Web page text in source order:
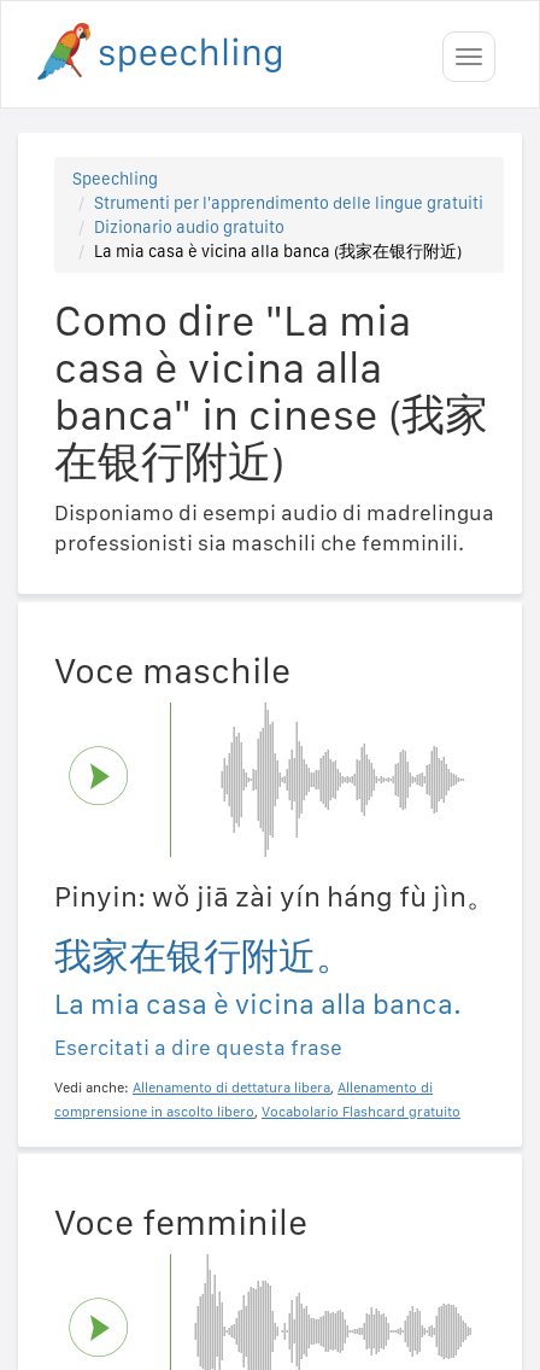
Toggle
Speechling
Strumenti per l'apprendimento delle lingue gratuiti
Dizionario audio gratuito
La mia casa è vicina alla banca (我家在银行附近)
Como dire "La mia
casa è vicina alla
banca" in cinese (我家
在银行附近)
Disponiamo di esempi audio di madrelingua
professionisti sia maschili che femminili.
Voce maschile
Pinyin: wǒ jiā zài yín háng fù jìn。
我家在银行附近。
La mia casa è vicina alla banca.
Esercitati a dire questa frase
Vedi anche: Allenamento di dettatura libera, Allenamento di
comprensione in ascolto libero, Vocabolario Flashcard gratuito
Voce femminile